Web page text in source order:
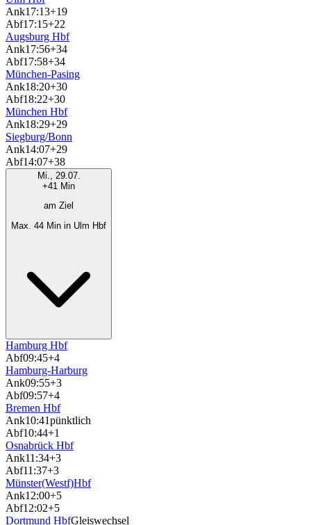
Ank17:13+19
Abf17:15+22
Augsburg Hbf
Ank17:56+34
Abf17:58+34
München-Pasing
Ank18:20+30
Abf18:22+30
München Hbf
Ank18:29+29
Siegburg/Bonn
Ank14:07+29
Abf14:07+38
Mi., 29.07.
+41 Min
am Ziel
Max. 44 Min in Ulm Hbf
Hamburg Hbf
Abf09:45+4
Hamburg-Harburg
Ank09:55+3
Abf09:57+4
Bremen Hbf
Ank10:41pünktlich
Abf10:44+1
Osnabrück Hbf
Ank11:34+3
Abf11:37+3
Münster(Westf)Hbf
Ank12:00+5
Abf12:02+5
Dortmund HbfGleiswechsel